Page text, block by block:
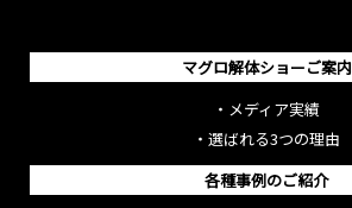
マグロ解体ショーご案内
・ メディア実績
・ 選ばれる3つの理由
各種事例のご紹介